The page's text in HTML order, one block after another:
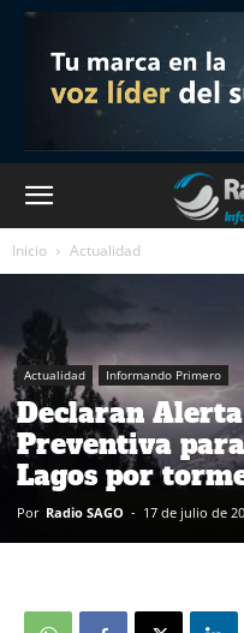
Inicio Actualidad
Actualidad Informando Primero
Declaran
Preventiva
Lagos por
Por Radio SAGO - 17 de julio de